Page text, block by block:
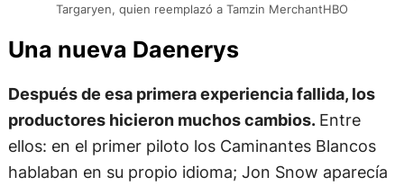
Targaryen, quien reemplazó a Tamzin MerchantHBO
Una nueva Daenerys
Después de esa primera experiencia fallida, los
productores hicieron muchos cambios. Entre
ellos: en el primer piloto los Caminantes Blancos
hablaban en su propio idioma; Jon Snow aparecía